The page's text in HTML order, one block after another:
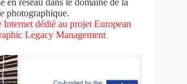
photographique.
dédié au projet European
Legacy Management